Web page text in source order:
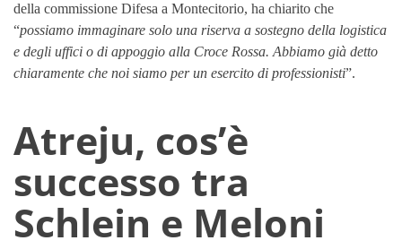
della commissione Difesa a Montecitorio, ha chiarito che
“possiamo immaginare solo una riserva a sostegno della logistica
e degli uffici o di appoggio alla Croce Rossa. Abbiamo già detto
chiaramente che noi siamo per un esercito di professionisti”.
Atreju, cos’è
successo tra
Schlein e Meloni